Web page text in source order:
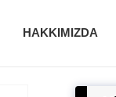
HAKKIMIZDA